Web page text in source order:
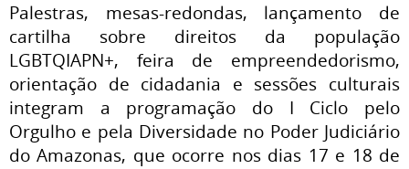
Palestras, mesas-redondas, lançamento de
cartilha sobre direitos da população
LGBTQIAPN+, feira de empreendedorismo,
orientação de cidadania e sessões culturais
integram a programação do I Ciclo pelo
Orgulho e pela Diversidade no Poder Judiciário
do Amazonas, que ocorre nos dias 17 e 18 de